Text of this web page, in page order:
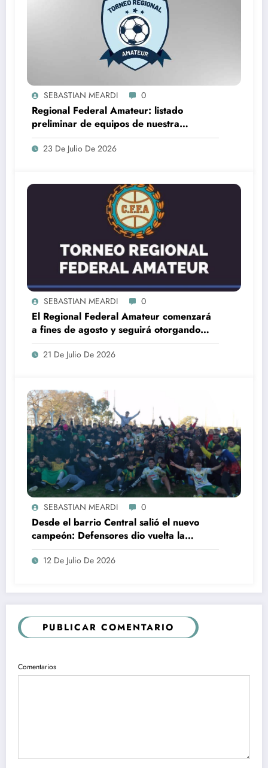
SEBASTIAN MEARDI 0
Regional Federal Amateur: listado
preliminar de equipos de nuestra
provincia que lo jugarán
23 De Julio De 2026
SEBASTIAN MEARDI 0
El Regional Federal Amateur comenzará
a fines de agosto y seguirá otorgando
cuatro ascensos al Torneo Federal A
21 De Julio De 2026
SEBASTIAN MEARDI 0
Desde el barrio Central salió el nuevo
campeón: Defensores dio vuelta la
historia ante El Huracán y se quedó con
el Torneo 6 Ligas
12 De Julio De 2026
PUBLICAR COMENTARIO
Comentarios